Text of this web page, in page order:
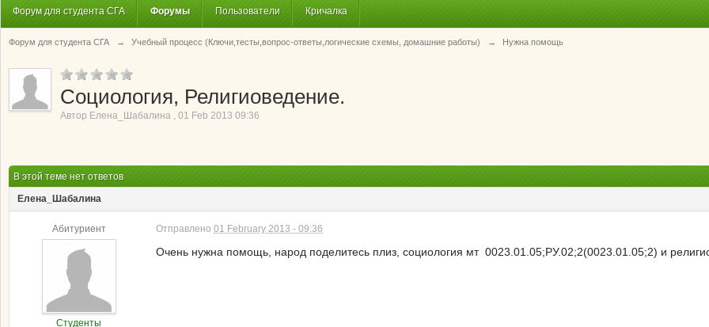
Форум для студента СГА Форумы Пользователи Кричалка
Форум для студента СГА → Учебный процесс (Ключи,тесты,вопрос-ответы,логические схемы, домашние работы) → Нужна помощь
Социология, Религиоведение.
Автор Елена_Шабалина , 01 Feb 2013 09:36
В этой теме нет ответов
Елена_Шабалина
Абитуриент
Студенты
Отправлено 01 February 2013 - 09:36
Очень нужна помощь, народ поделитесь плиз, социология мт 0023.01.05;РУ.02;2(0023.01.05;2) и